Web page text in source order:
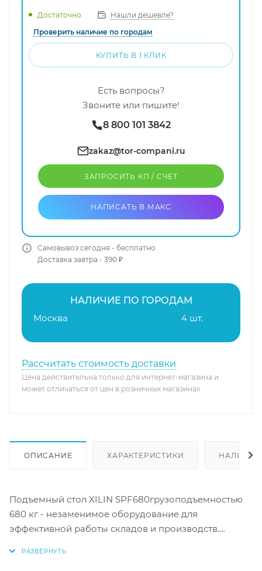
Достаточно
Нашли дешевле?
Проверить наличие по городам
КУПИТЬ В 1 КЛИК
Есть вопросы?
Звоните или пишите!
8 800 101 3842
zakaz@tor-compani.ru
ЗАПРОСИТЬ КП / CЧЕТ
НАПИСАТЬ В МАКС
Самовывоз сегодня - бесплатно
Доставка завтра - 390 ₽
НАЛИЧИЕ ПО ГОРОДАМ
Москва
4 шт.
Рассчитать стоимость доставки
Цена действительна только для интернет-магазина и
может отличаться от цен в розничных магазинах
ОПИСАНИЕ ХАРАКТЕРИСТИКИ
Подъемный стол XILIN SPF680грузоподъемностью
680 кг - незаменимое оборудование для
эффективной работы складов и производств.